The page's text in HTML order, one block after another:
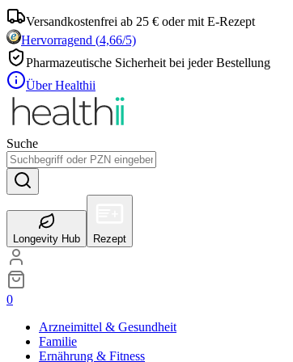
Versandkostenfrei ab 25 € oder mit E-Rezept
Hervorragend (4,66/5)
Pharmazeutische Sicherheit bei jeder Bestellung
Über Healthii
Suche
Longevity Hub Rezept
0
Arzneimittel & Gesundheit
Familie
Ernährung & Fitness